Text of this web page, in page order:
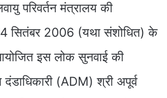
परिवर्तन मंत्रालय की
सितंबर 2006 (यथा संशोधित) के
इस लोक सुनवाई की
दंडाधिकारी (ADM) श्री अपूर्व